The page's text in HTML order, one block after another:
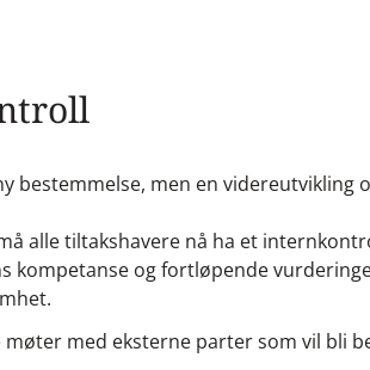
bestemmelse, men en
alle tiltakshavere nå ha et
kompetanse og fortløpende
møter med eksterne parter som vil bli